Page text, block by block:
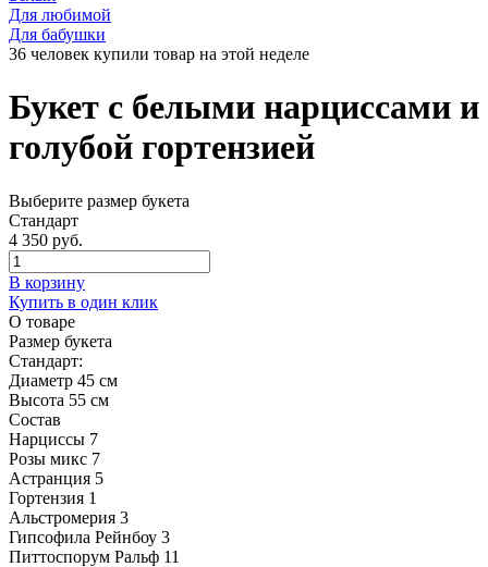
Для любимой
Для бабушки
36 человек купили товар на этой неделе
Букет с белыми нарциссами и
голубой гортензией
Выберите размер букета
Стандарт
4 350 руб.
В корзину
Купить в один клик
О товаре
Размер букета
Стандарт:
Диаметр 45 см
Высота 55 см
Состав
Нарциссы 7
Розы микс 7
Астранция 5
Гортензия 1
Альстромерия 3
Гипсофила Рейнбоу 3
Питтоспорум Ральф 11